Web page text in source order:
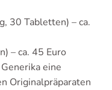
30 Tabletten) – ca.
– ca. 45 Euro
eine
Originalpräparaten